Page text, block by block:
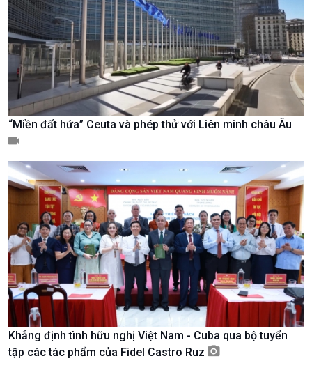
Văn hoá & Du lịch
Tin Văn hoá & Du lịch
Chát với người nổi tiếng
Câu chuyện Thể thao
Multimedia
Ảnh
Video
Infographic
E-Magazine
Podcast
Góc nhìn VOV1
“Miền đất hứa” Ceuta và phép thử với Liên minh châu Âu
Khẳng định tình hữu nghị Việt Nam - Cuba qua bộ tuyển
tập các tác phẩm của Fidel Castro Ruz